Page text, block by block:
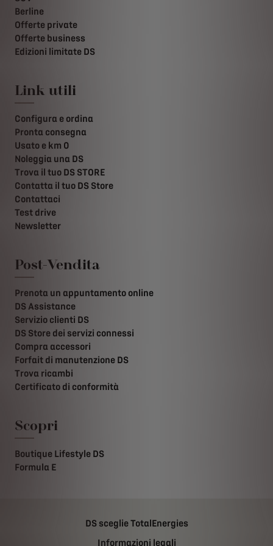
Berline
Offerte private
Offerte business
Edizioni limitate DS
Link utili
Configura e ordina
Pronta consegna
Usato e km 0
Noleggia una DS
Trova il tuo DS STORE
Contatta il tuo DS Store
Contattaci
Test drive
Newsletter
Post-Vendita
Prenota un appuntamento online
DS Assistance
Servizio clienti DS
DS Store dei servizi connessi
Compra accessori
Forfait di manutenzione DS
Trova ricambi
Certificato di conformità
Scopri
Boutique Lifestyle DS
Formula E
DS sceglie TotalEnergies
Informazioni legali